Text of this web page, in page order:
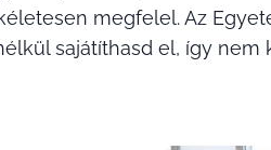
megfelel. Az
sajátíthasd el, így